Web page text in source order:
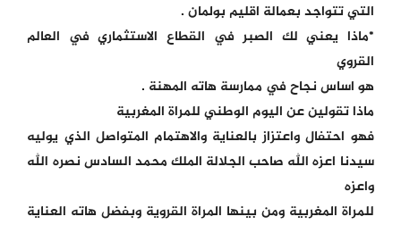
التي تتواجد بعمالة اقليم بولمان .
*ماذا يعني لك الصبر في القطاع الاستثماري في العالم
القروي
هو اساس نجاح في ممارسة هاته المهنة .
ماذا تقولين عن اليوم الوطني للمراة المغربية
فهو احتفال واعتزاز بالعناية والاهتمام المتواصل الذي يوليه
سيدنا اعزه الله صاحب الجلالة الملك محمد السادس نصره الله
واعزه
للمراة المغربية ومن بينها المراة القروية وبفضل هاته العناية